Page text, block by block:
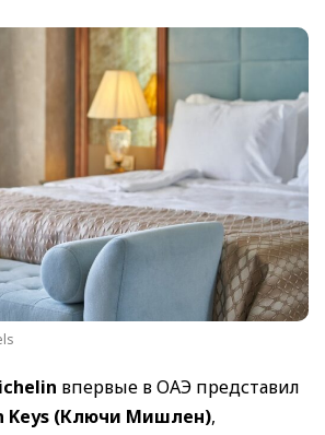
впервые в ОАЭ представил
Keys (Ключи Мишлен),